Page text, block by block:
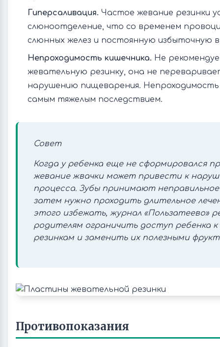
Гиперсаливация. Частое жевание резинки
слюноотделение, что со временем
слюнных желез и постоянную избыточную
Непроходимость кишечника. Не
жевательную резинку, она не
нарушению пищеварения. Непроходимость
самым тяжелым последствием.
Совет
Когда у ребенка еще не сформировался
жевание жвачки может привести к
процесса. Зубы принимают
затем нужно проходить длительное
этого избежать, журнал «Пользатеево»
родителям ограничить доступ ребенка
резинкам и заменить их полезными
Противопоказания